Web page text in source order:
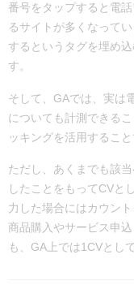
番号をタップすると電
るサイトが多くなって
するというタグを埋め
す。
そして、GAでは、実は
についても計測できる
ッキングを活用するこ
ただし、あくまでも該
したことをもってCVと
力した場合にはカウン
商品購入やサービス申
も、GA上では1CVとし